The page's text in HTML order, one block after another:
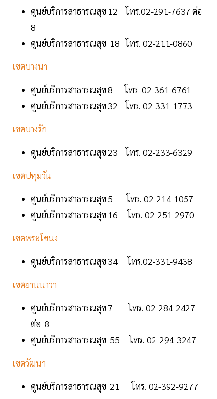
ศูนย์บริการสาธารณสุข 12 โทร.02-291-7637 ต่อ
8
ศูนย์บริการสาธารณสุข 18 โทร. 02-211-0860
เขตบางนา
ศูนย์บริการสาธารณสุข 8 โทร. 02-361-6761
ศูนย์บริการสาธารณสุข 32 โทร. 02-331-1773
เขตบางรัก
ศูนย์บริการสาธารณสุข 23 โทร. 02-233-6329
เขตปทุมวัน
ศูนย์บริการสาธารณสุข 5 โทร. 02-214-1057
ศูนย์บริการสาธารณสุข 16 โทร. 02-251-2970
เขตพระโขนง
ศูนย์บริการสาธารณสุข 34 โทร.02-331-9438
เขตยานนาวา
ศูนย์บริการสาธารณสุข 7 โทร. 02-284-2427
ต่อ 8
ศูนย์บริการสาธารณสุข 55 โทร. 02-294-3247
เขตวัฒนา
ศูนย์บริการสาธารณสุข 21 โทร. 02-392-9277